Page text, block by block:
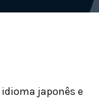
japonês e